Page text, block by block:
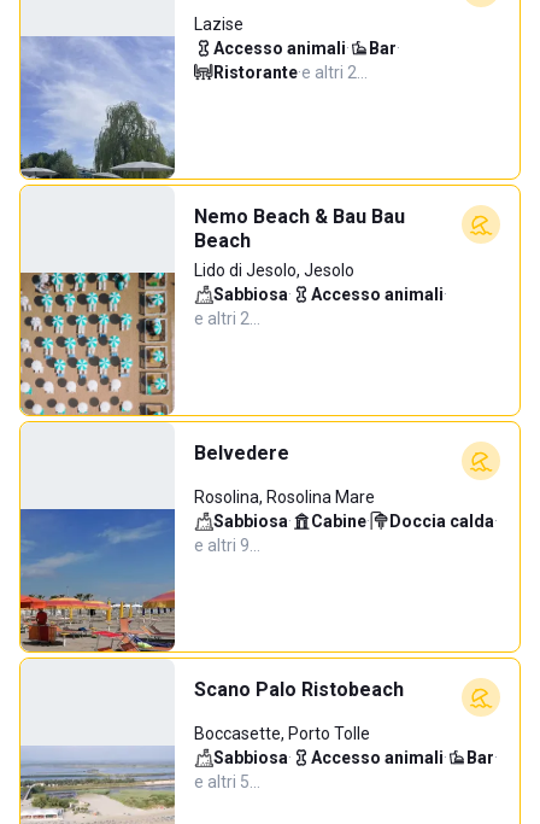
Lazise
Accesso animali· Bar·
Ristorante·e altri 2…
Nemo Beach & Bau Bau
Beach
Lido di Jesolo, Jesolo
Sabbiosa· Accesso animali·
e altri 2…
Belvedere
Rosolina, Rosolina Mare
Sabbiosa· Cabine· Doccia calda·
e altri 9…
Scano Palo Ristobeach
Boccasette, Porto Tolle
Sabbiosa· Accesso animali· Bar·
e altri 5…